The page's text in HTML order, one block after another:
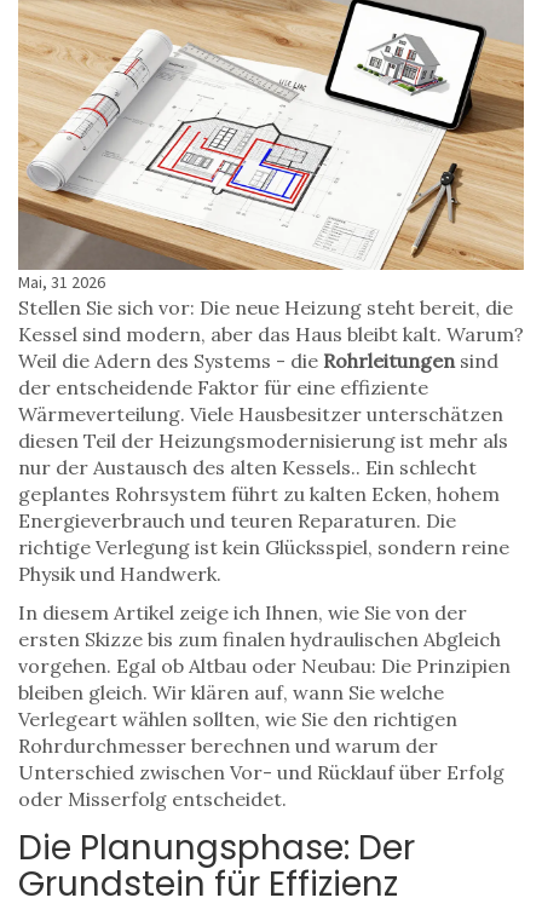
Mai, 31 2026
Stellen Sie sich vor: Die neue Heizung steht bereit, die
Kessel sind modern, aber das Haus bleibt kalt. Warum?
Weil die Adern des Systems - die Rohrleitungen sind
der entscheidende Faktor für eine effiziente
Wärmeverteilung. Viele Hausbesitzer unterschätzen
diesen Teil der Heizungsmodernisierung ist mehr als
nur der Austausch des alten Kessels.. Ein schlecht
geplantes Rohrsystem führt zu kalten Ecken, hohem
Energieverbrauch und teuren Reparaturen. Die
richtige Verlegung ist kein Glücksspiel, sondern reine
Physik und Handwerk.
In diesem Artikel zeige ich Ihnen, wie Sie von der
ersten Skizze bis zum finalen hydraulischen Abgleich
vorgehen. Egal ob Altbau oder Neubau: Die Prinzipien
bleiben gleich. Wir klären auf, wann Sie welche
Verlegeart wählen sollten, wie Sie den richtigen
Rohrdurchmesser berechnen und warum der
Unterschied zwischen Vor- und Rücklauf über Erfolg
oder Misserfolg entscheidet.
Die Planungsphase: Der
Grundstein für Effizienz